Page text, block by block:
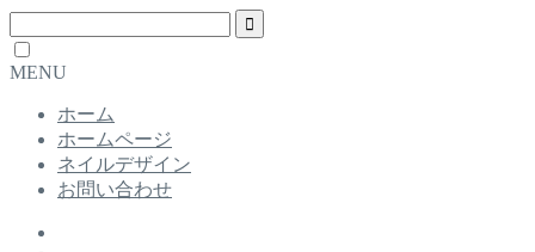
MENU
ホーム
ホームページ
ネイルデザイン
お問い合わせ